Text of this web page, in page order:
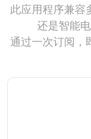
此应用程序兼容
还是智能
通过一次订阅，